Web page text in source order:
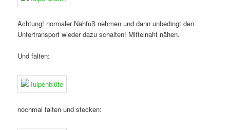
Achtung! normaler Nähfuß nehmen und dann unbedingt den
Untertransport wieder dazu schalten! Mittelnaht nähen.
Und falten:
nochmal falten und stecken: